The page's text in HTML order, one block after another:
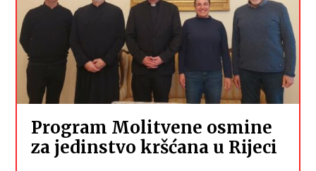
Program Molitvene osmine
za jedinstvo kršćana u Rijeci